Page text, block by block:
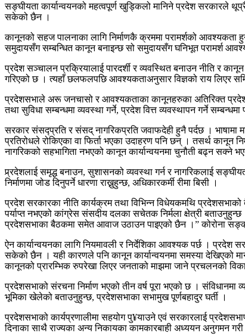
सङ्घीयता कार्यान्वयनको महत्वपूर्ण खुड्किलो मानिने प्रदेश सरकारले
सकेको छैन ।
कानूनको सहज पालनाका लागि निर्माणकै क्रममा परामर्शको आवश्यकता
समुदायसँग सम्बन्धित कानून बनाइन्छ सो समुदायसँग घनिभूत परामर्श
प्रदेश सञ्चालन प्रक्रियालाई पारदर्शी र व्यवस्थित बनाउन नीति र
गरिएको छ । त्यहाँ छलफलपछि आवश्यकताअनुसार विज्ञको राय लिएर
प्रदेशसभाले अरू जनचासो र आवश्यकताका कानूनहरुका अतिरिक्त प्रदेशको
तथा सुविधा सम्बन्धमा व्यवस्था गर्ने, प्रदेश वित्त व्यवस्थापन गर्ने सम्बन्धमा
सरकार संसद्प्रति र संसद् नागरिकप्रति जवाफदेही हुनै पर्दछ । भाषामा
प्रतिरोधले रोकिएका वा फिर्ता भएका उदाहरण पनि छन् । तसर्थ कानून
नागरिकको सहभागिता नभएको कानून कार्यान्वयनमा चुनौती बढ्न सक्ने
प्र्रदेशलाई समृद्ध बनाउन, सुशासनको व्यवस्था गर्न र नागरिकलाई
निर्माणमा जोड दिनुपर्ने धारणा राख्नुहुन्छ, अधिकारकर्मी रीमा बिसी ।
प्रदेश सरकारका नीति कार्यक्रम तथा विभिन्न विधेयकमथि
पर्याप्त नभएको कांग्रेस संसदीय दलका सचेतक निर्मला क्षेत्री
प्रदेशसभाका बैठकमा समेत आवाज उठाउन पाइएको छैन ।” कोरोना
ऐन कार्यान्वयनका लागि नियमावली र निर्देशिका आवश्यक पर्छ । प्रदेश
सकेको छैन । यही कारणले पनि कानून कार्यान्वयनमा समस्या देखिएको
कानूनको प्रारम्भिक रुपरेखा लिएर जनताको माझमा जाने प्रचलनको
प्रदेशसभाको संरचना निर्माण भएको तीन वर्ष पूरा भएको छ ।
भूमिका खेलेको बताउनुहुन्छ, प्रदेशसभाका सभामुख पूर्णबहादुर घर्ती ।
प्रदेशसभाको कार्यप्रणालीमा सहयोग पु¥याउने एवं सरकारलाई
दिनाका साथै राज्यका अन्य निकायका कामकारबाही अध्ययन अनुगमन